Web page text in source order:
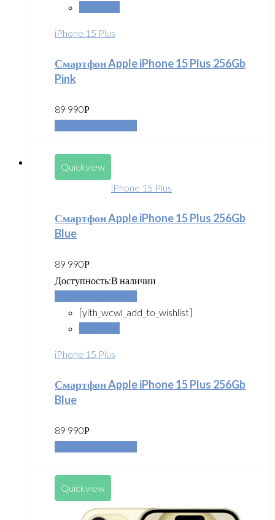
iPhone 15 Plus
Смартфон Apple iPhone 15 Plus 256Gb
Pink
89 990Р
Quickview
iPhone 15 Plus
Смартфон Apple iPhone 15 Plus 256Gb
Blue
89 990Р
Доступность:В наличии
[yith_wcwl_add_to_wishlist]
iPhone 15 Plus
Смартфон Apple iPhone 15 Plus 256Gb
Blue
89 990Р
Quickview